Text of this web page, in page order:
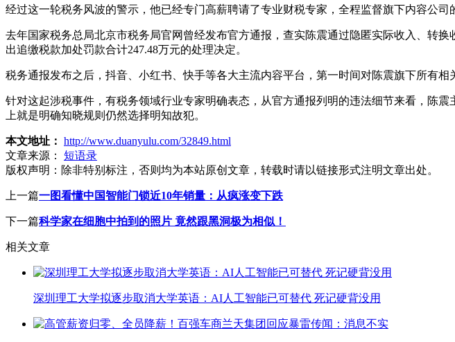
经过这一轮税务风波的警示，他已经专门高薪聘请了专业财税专家，全程监督旗下内容公司
去年国家税务总局北京市税务局官网曾经发布官方通报，查实陈震通过隐匿实际收入、转
出追缴税款加处罚款合计247.48万元的处理决定。
税务通报发布之后，抖音、小红书、快手等各大主流内容平台，第一时间对陈震旗下所有
针对这起涉税事件，有税务领域行业专家明确表态，从官方通报列明的违法细节来看，陈
上就是明确知晓规则仍然选择明知故犯。
本文地址： http://www.duanyulu.com/32849.html
文章来源：
短语录
版权声明： 除非特别标注，否则均为本站原创文章，转载时请以链接形式注明文章出处。
上一篇一图看懂中国智能门锁近10年销量：从疯涨变下跌
下一篇科学家在细胞中拍到的照片 竟然跟黑洞极为相似！
相关文章
深圳理工大学拟逐步取消大学英语：AI人工智能已可替代 死记硬背没用